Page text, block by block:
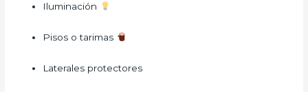
Iluminación
Pisos o tarimas
Laterales protectores